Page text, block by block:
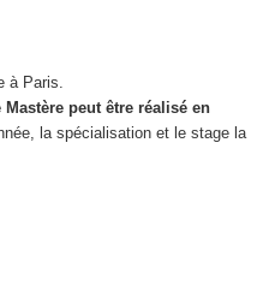
à Paris.
Mastère peut être réalisé en
la spécialisation et le stage la